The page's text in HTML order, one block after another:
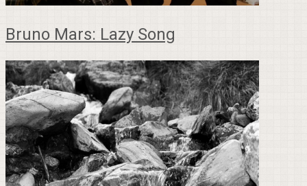
Bruno Mars: Lazy Song